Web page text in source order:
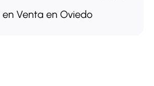
Venta en Oviedo